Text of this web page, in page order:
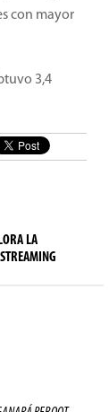
con mayor
3,4
LA